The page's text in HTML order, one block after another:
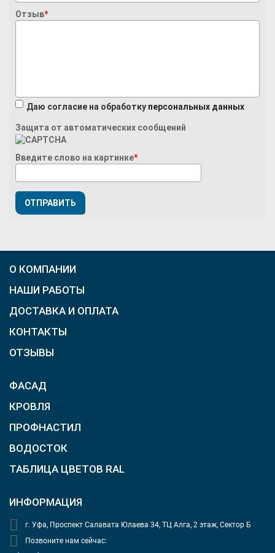
Отзыв*
Даю согласие на обработку персональных данных
Защита от автоматических сообщений
Введите слово на картинке*
О КОМПАНИИ
НАШИ РАБОТЫ
ДОСТАВКА И ОПЛАТА
КОНТАКТЫ
ОТЗЫВЫ
ФАСАД
КРОВЛЯ
ПРОФНАСТИЛ
ВОДОСТОК
ТАБЛИЦА ЦВЕТОВ RAL
ИНФОРМАЦИЯ
г. Уфа, Проспект Салавата Юлаева 34, ТЦ Алга, 2 этаж, Сектор Б
Позвоните нам сейчас: